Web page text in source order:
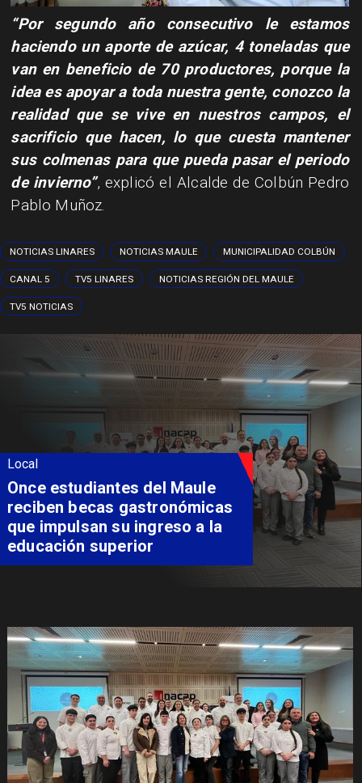
“Por segundo año consecutivo le estamos
haciendo un aporte de azúcar, 4 toneladas que
van en beneficio de 70 productores, porque la
idea es apoyar a toda nuestra gente, conozco la
realidad que se vive en nuestros campos, el
sacrificio que hacen, lo que cuesta mantener
sus colmenas para que pueda pasar el periodo
de invierno”, explicó el Alcalde de Colbún Pedro
Pablo Muñoz.
NOTICIAS LINARES NOTICIAS MAULE MUNICIPALIDAD COLBÚN
CANAL 5 TV5 LINARES NOTICIAS REGIÓN DEL MAULE
TV5 NOTICIAS
Local
Álvarez-Salamanca lidera la
apuesta regional para
consolidar el Paso Pehuenche
como alternativa a Los
Libertadores